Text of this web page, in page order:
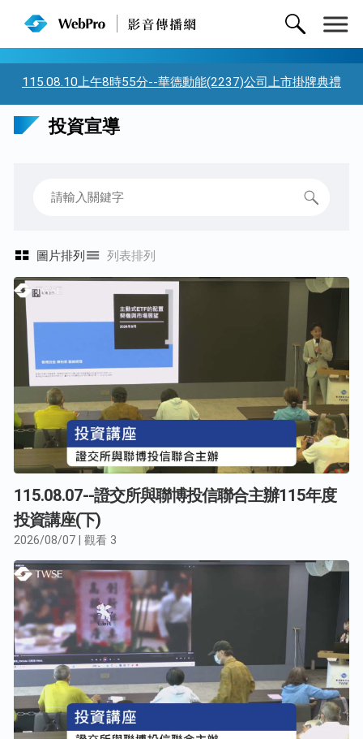
115.08.10上午8時55分--華德動能(2237)公司上市掛牌典禮
投資宣導
圖片排列 列表排列
115.08.07--證交所與聯博投信聯合主辦115年度
投資講座(下)
2026/08/07 | 觀看 3